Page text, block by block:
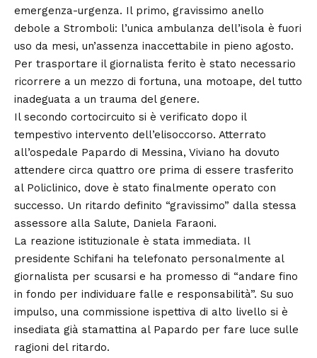
emergenza-urgenza. Il primo, gravissimo anello
debole a Stromboli: l’unica ambulanza dell’isola è fuori
uso da mesi, un’assenza inaccettabile in pieno agosto.
Per trasportare il giornalista ferito è stato necessario
ricorrere a un mezzo di fortuna, una motoape, del tutto
inadeguata a un trauma del genere.
Il secondo cortocircuito si è verificato dopo il
tempestivo intervento dell’elisoccorso. Atterrato
all’ospedale Papardo di Messina, Viviano ha dovuto
attendere circa quattro ore prima di essere trasferito
al Policlinico, dove è stato finalmente operato con
successo. Un ritardo definito “gravissimo” dalla stessa
assessore alla Salute, Daniela Faraoni.
La reazione istituzionale è stata immediata. Il
presidente Schifani ha telefonato personalmente al
giornalista per scusarsi e ha promesso di “andare fino
in fondo per individuare falle e responsabilità”. Su suo
impulso, una commissione ispettiva di alto livello si è
insediata già stamattina al Papardo per fare luce sulle
ragioni del ritardo.